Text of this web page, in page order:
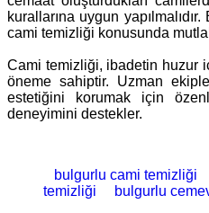
kurallarına uygun
cami temizliği konusunda
Cami temizliği, ibadetin huzur
öneme sahiptir. Uzman
estetiğini korumak için
deneyimini destekler.
bulgurlu cami temizliği
temizliği
bulgurlu